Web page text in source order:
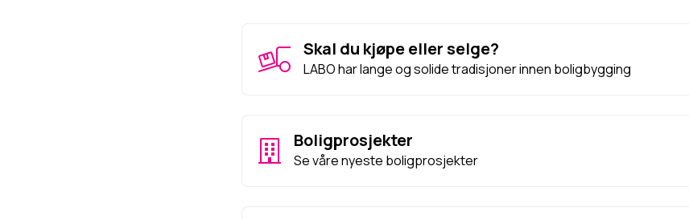
Skal du kjøpe eller selge?
LABO har lange og solide tradisjoner innen boligbygging
Boligprosjekter
Se våre nyeste boligprosjekter